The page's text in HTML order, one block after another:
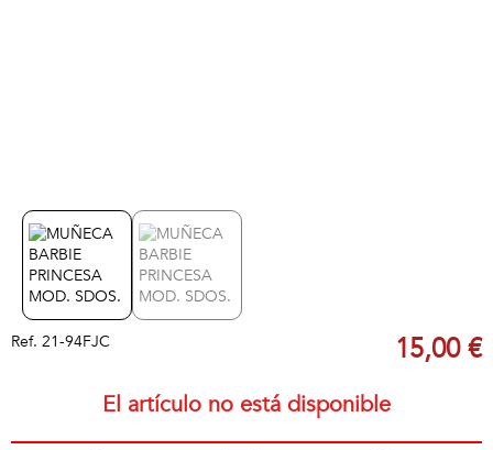
Ref. 21-94FJC 15,00 €
El artículo no está disponible